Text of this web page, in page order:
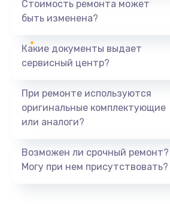
500 руб.
Ремонт разъема
Заказать
Заказать
Стоимость ремонта может
быть изменена?
Какие документы выдает
сервисный центр?
При ремонте используются
оригинальные комплектующие
или аналоги?
Возможен ли срочный ремонт?
Могу при нем присутствовать?